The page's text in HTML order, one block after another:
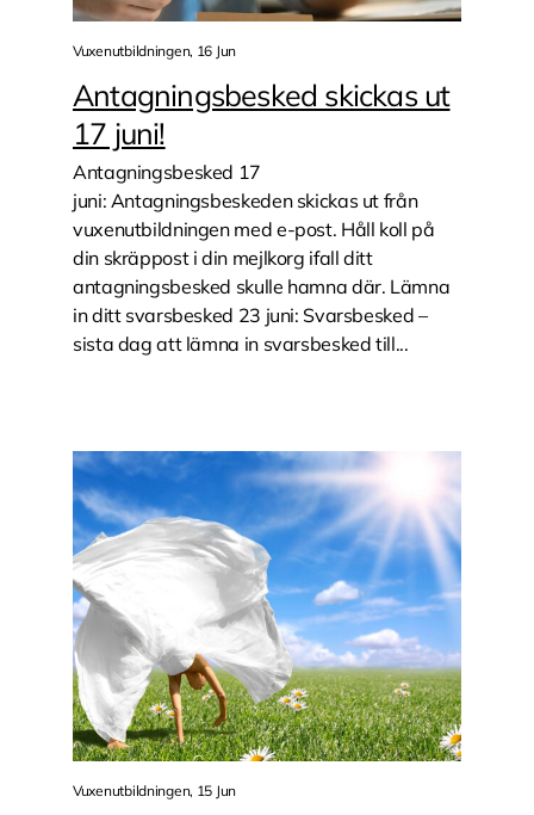
Vuxenutbildningen, 16 Jun
Antagningsbesked skickas ut
17 juni!
Antagningsbesked 17
juni: Antagningsbeskeden skickas ut från
vuxenutbildningen med e-post. Håll koll på
din skräppost i din mejlkorg ifall ditt
antagningsbesked skulle hamna där. Lämna
in ditt svarsbesked 23 juni: Svarsbesked –
sista dag att lämna in svarsbesked till...
Vuxenutbildningen, 15 Jun